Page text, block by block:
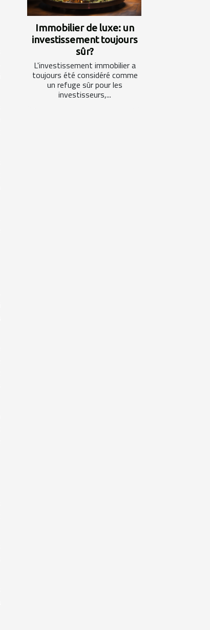
Immobilier de luxe: un
investissement toujours
sûr?
L'investissement immobilier a
toujours été considéré comme
un refuge sûr pour les
investisseurs,...